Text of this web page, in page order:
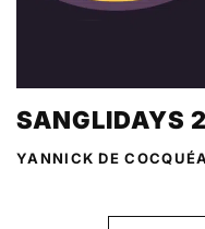
SANGLIDAYS
YANNICK DE